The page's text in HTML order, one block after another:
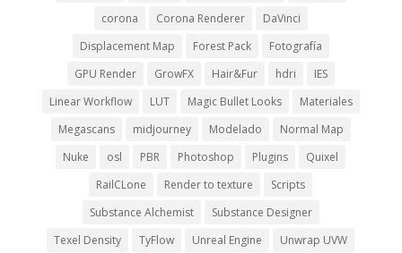
corona
Corona Renderer
DaVinci
Displacement Map
Forest Pack
Fotografía
GPU Render
GrowFX Hair&Fur hdri
IES
Linear Workflow
LUT Magic Bullet Looks
Materiales
Megascans
midjourney Modelado
Normal Map
Nuke
osl PBR Photoshop Plugins
Quixel
RailCLone
Render to texture
Scripts
Substance Alchemist
Substance Designer
Texel Density
TyFlow Unreal Engine Unwrap UVW